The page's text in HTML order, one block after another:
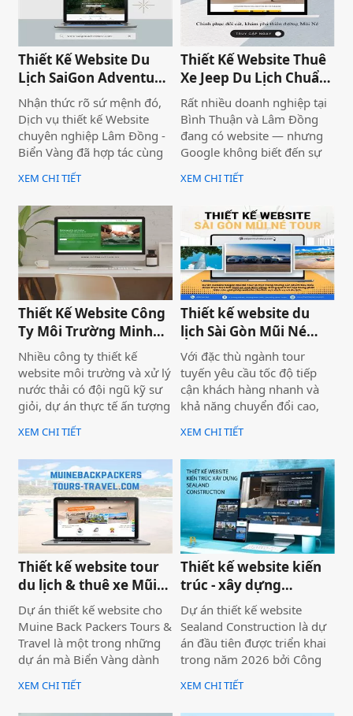
Thiết Kế Website Du
Lịch SaiGon Adventure
- Top tour Saigon
Nhận thức rõ sứ mệnh đó,
Dịch vụ thiết kế Website
chuyên nghiệp Lâm Đồng -
Biển Vàng đã hợp tác cùng
thương hiệu SaiGon
Adventure để triển khai dự
cao cấp tại địa chỉ
saigonadventure.com. Dự
án không chỉ giúp SaiGon
Adventure khẳng định vị
thế dẫn đầu trong mảng
tour trải nghiệm Sài Gòn &
Việt Nam mà còn là minh
chứng cho năng lực công
nghệ và tư duy UX/UI hiện
đại từ Biển Vàng.
XEM CHI TIẾT
Thiết Kế Website Thuê
Xe Jeep Du Lịch Chuẩn
SEO 2026 | JoyJeep
Rất nhiều doanh nghiệp tại
Bình Thuận và Lâm Đồng
đang có website — nhưng
Google không biết đến sự
tồn tại của họ. Không có
khách từ tìm kiếm tự nhiên,
dung đều trở nên vô nghĩa.
Vấn đề không nằm ở nội
dung hay thiếu ngân sách
quảng cáo — mà nằm ngay
ở nền tảng: website chưa
được thiết kế chuẩn SEO
2026 từ đầu.
XEM CHI TIẾT
Thiết Kế Website Công
Ty Môi Trường Minh
Đạt - Lâm Đồng
Nhiều công ty thiết kế
website môi trường và xử lý
nước thải có đội ngũ kỹ sư
giỏi, dự án thực tế ấn tượng
— nhưng website lại sơ sài,
tải chậm, không có trên
B2B bị đối thủ có website
chuyên nghiệp hơn giành
mất, dù năng lực kỹ thuật
của bạn hoàn toàn vượt
XEM CHI TIẾT
Thiết kế website du
lịch Sài Gòn Mũi Né
Tour
Với đặc thù ngành tour
tuyến yêu cầu tốc độ tiếp
cận khách hàng nhanh và
khả năng chuyển đổi cao,
dự án không chỉ được xây
dựng như một website giới
định hướng trở thành một
công cụ hỗ trợ bán hàng
thực tế.
XEM CHI TIẾT
Thiết kế website tour
du lịch & thuê xe Mũi
Né
Dự án thiết kế website cho
Muine Back Packers Tours &
Travel là một trong những
dự án mà Biển Vàng dành
rất nhiều tâm huyết để triển
khai trọn vẹn cả về giao
XEM CHI TIẾT
Thiết kế website kiến
trúc - xây dựng
Sealand Construction
Dự án thiết kế website
Sealand Construction là dự
án đầu tiên được triển khai
trong năm 2026 bởi Công
ty Thiết kế Website Biển
Vàng, mang ý nghĩa mở đầu
XEM CHI TIẾT